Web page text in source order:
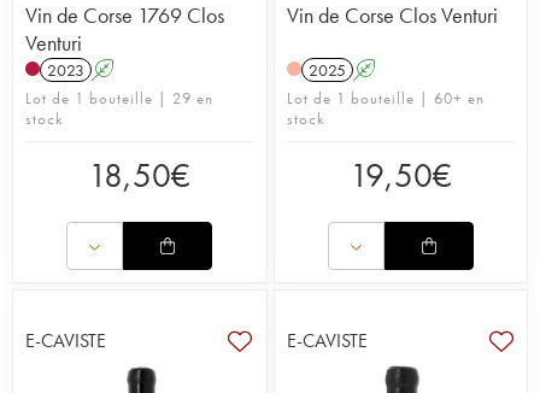
Vin de Corse 1769 Clos
Venturi
2023 A
Lot de 1 bouteille | 29 en
stock
18,50€
Vin de Corse Clos Venturi
2025 A
Lot de 1 bouteille | 60+ en
stock
19,50€
E-CAVISTE E-CAVISTE